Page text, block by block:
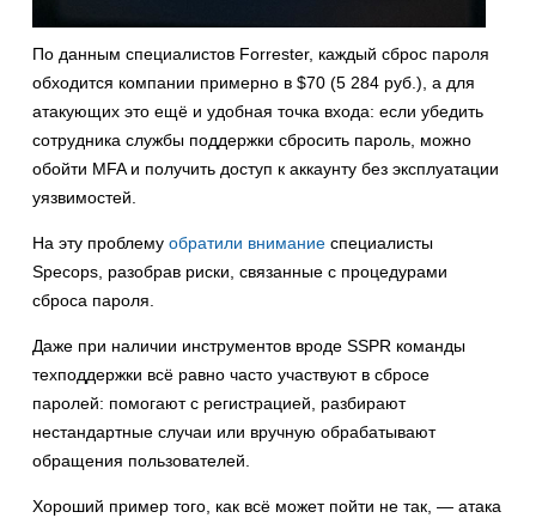
По данным специалистов Forrester, каждый сброс пароля
обходится компании примерно в $70 (5 284 руб.), а для
атакующих это ещё и удобная точка входа: если убедить
сотрудника службы поддержки сбросить пароль, можно
обойти MFA и получить доступ к аккаунту без эксплуатации
уязвимостей.
На эту проблему обратили внимание специалисты
Specops, разобрав риски, связанные с процедурами
сброса пароля.
Даже при наличии инструментов вроде SSPR команды
техподдержки всё равно часто участвуют в сбросе
паролей: помогают с регистрацией, разбирают
нестандартные случаи или вручную обрабатывают
обращения пользователей.
Хороший пример того, как всё может пойти не так, — атака